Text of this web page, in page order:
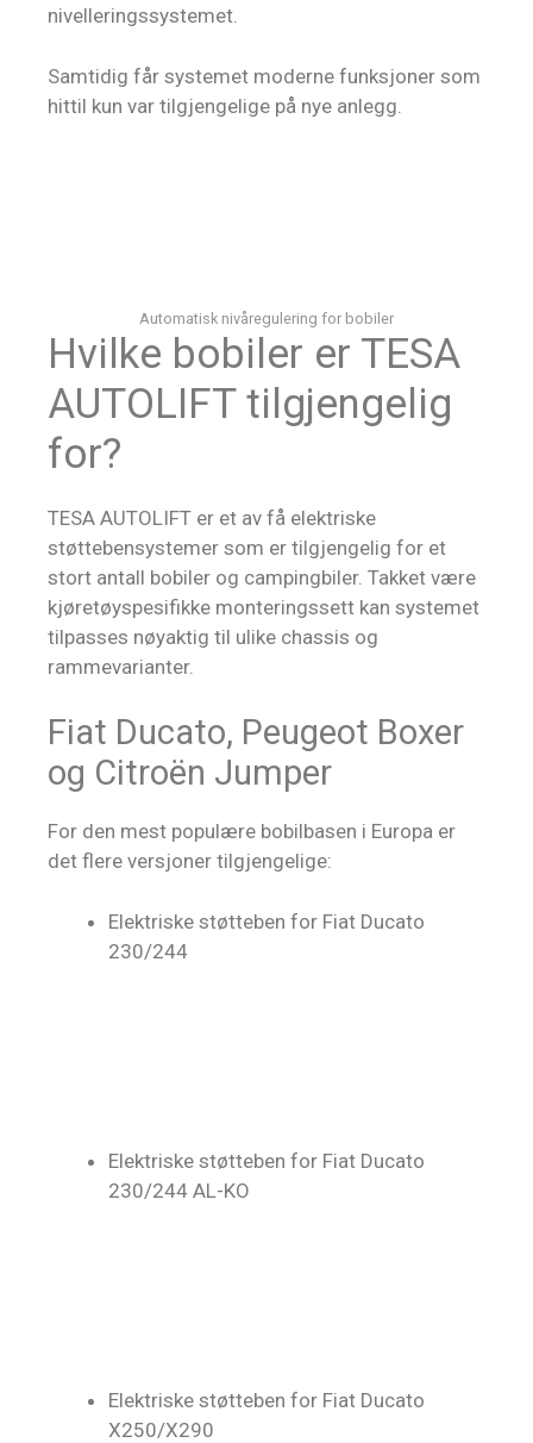
nivelleringssystemet.
Samtidig får systemet moderne funksjoner som
hittil kun var tilgjengelige på nye anlegg.
Automatisk nivåregulering for bobiler
Hvilke bobiler er TESA
AUTOLIFT tilgjengelig
for?
TESA AUTOLIFT er et av få elektriske
støttebensystemer som er tilgjengelig for et
stort antall bobiler og campingbiler. Takket være
kjøretøyspesifikke monteringssett kan systemet
tilpasses nøyaktig til ulike chassis og
rammevarianter.
Fiat Ducato, Peugeot Boxer
og Citroën Jumper
For den mest populære bobilbasen i Europa er
det flere versjoner tilgjengelige:
Elektriske støtteben for Fiat Ducato
230/244
Elektriske støtteben for Fiat Ducato
230/244 AL-KO
Elektriske støtteben for Fiat Ducato
X250/X290